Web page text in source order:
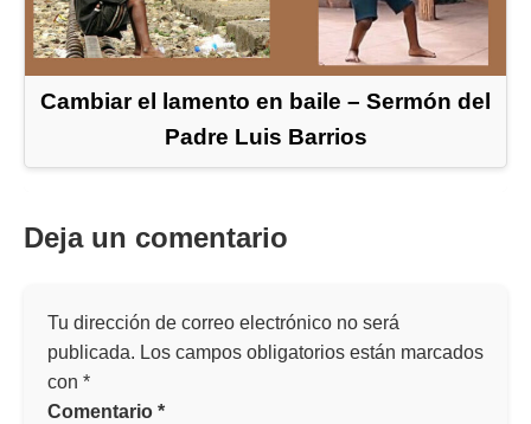
Cambiar el lamento en baile – Sermón del
Padre Luis Barrios
Deja un comentario
Tu dirección de correo electrónico no será
publicada. Los campos obligatorios están marcados
con *
Comentario *